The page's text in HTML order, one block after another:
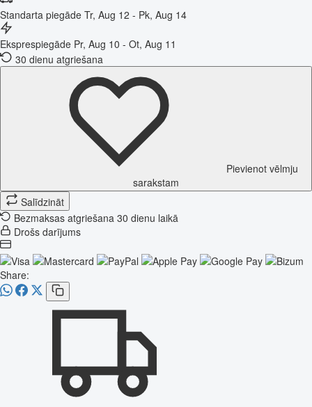
Standarta piegāde Tr, Aug 12 - Pk, Aug 14
Eksprespiegāde Pr, Aug 10 - Ot, Aug 11
30 dienu atgriešana
Pievienot vēlmju
sarakstam
Salīdzināt
Bezmaksas atgriešana 30 dienu laikā
Drošs darījums
Share: